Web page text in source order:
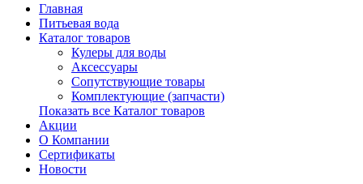
Главная
Питьевая вода
Каталог товаров
Кулеры для воды
Аксессуары
Сопутствующие товары
Комплектующие (запчасти)
Показать все Каталог товаров
Акции
О Компании
Сертификаты
Новости